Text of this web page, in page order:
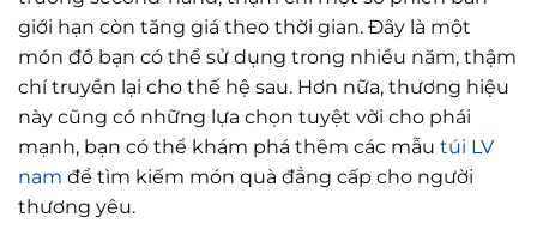
giới hạn còn tăng giá theo thời gian. Đây là một
món đồ bạn có thể sử dụng trong nhiều năm, thậm
chí truyền lại cho thế hệ sau. Hơn nữa, thương hiệu
này cũng có những lựa chọn tuyệt vời cho phái
mạnh, bạn có thể khám phá thêm các mẫu túi LV
nam để tìm kiếm món quà đẳng cấp cho người
thương yêu.